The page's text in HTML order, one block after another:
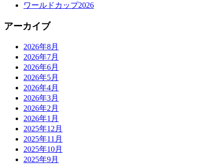
ワールドカップ2026
アーカイブ
2026年8月
2026年7月
2026年6月
2026年5月
2026年4月
2026年3月
2026年2月
2026年1月
2025年12月
2025年11月
2025年10月
2025年9月